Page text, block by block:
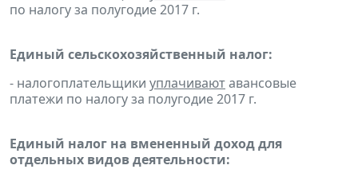
по налогу за полугодие 2017 г.
Единый сельскохозяйственный налог:
- налогоплательщики уплачиваютавансовые
платежи по налогу за полугодие 2017 г.
Единый налог на вмененный доход для
отдельных видов деятельности: